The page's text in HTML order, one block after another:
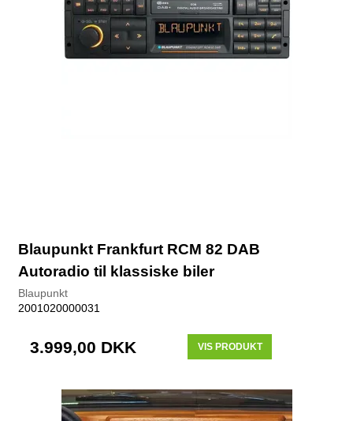
Blaupunkt Frankfurt RCM 82 DAB
Autoradio til klassiske biler
Blaupunkt
2001020000031
3.999,00 DKK VIS PRODUKT